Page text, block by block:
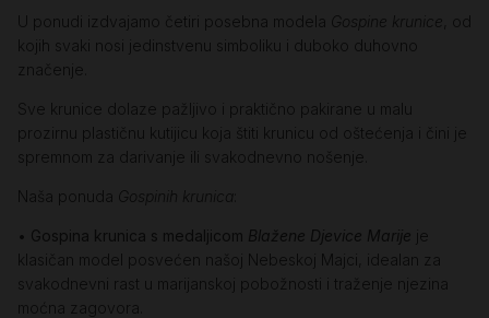
U ponudi izdvajamo četiri posebna modela Gospine krunice
, od
kojih svaki nosi jedinstvenu simboliku i duboko duhovno
značenje.
Sve krunice dolaze pažljivo i praktično pakirane u malu
prozirnu plastičnu kutijicu koja štiti krunicu od oštećenja i čini je
spremnom za darivanje ili svakodnevno nošenje.
Naša ponuda Gospinih krunica
• Gospina krunica s medaljicom Blažene Djevice Marije je
klasičan model posvećen našoj Nebeskoj Majci, idealan za
svakodnevni rast u marijanskoj pobožnosti i traženje njezina
moćna zagovora.